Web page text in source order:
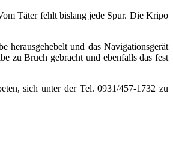
Täter fehlt bislang jede Spur. Die Kripo
und das Navigationsgerät
zu Bruch gebracht und ebenfalls das fest
sich unter der Tel. 0931/457-1732 zu